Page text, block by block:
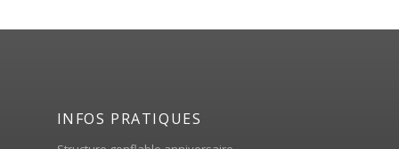
INFOS PRATIQUES